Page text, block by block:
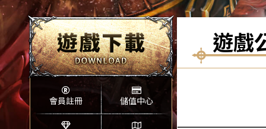
會員註冊 儲值中心
遊戲